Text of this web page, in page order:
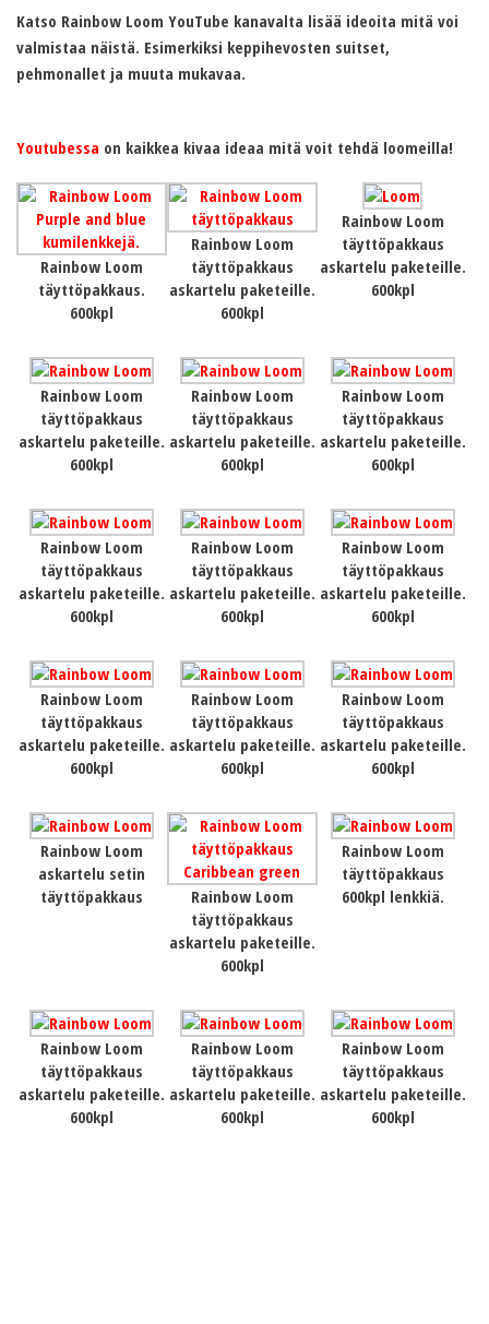
Katso Rainbow Loom YouTube kanavalta lisää ideoita mitä voi
valmistaa näistä. Esimerkiksi keppihevosten suitset,
pehmonallet ja muuta mukavaa.
Youtubessa on kaikkea kivaa ideaa mitä voit tehdä loomeilla!
Rainbow Loom
täyttöpakkaus.
600kpl
Rainbow Loom
täyttöpakkaus
askartelu paketeille.
600kpl
Rainbow Loom
täyttöpakkaus
askartelu paketeille.
600kpl
Rainbow Loom
täyttöpakkaus
askartelu paketeille.
600kpl
Rainbow Loom
täyttöpakkaus
askartelu paketeille.
600kpl
Rainbow Loom
täyttöpakkaus
askartelu paketeille.
600kpl
Rainbow Loom
täyttöpakkaus
askartelu paketeille.
600kpl
Rainbow Loom
täyttöpakkaus
askartelu paketeille.
600kpl
Rainbow Loom
täyttöpakkaus
askartelu paketeille.
600kpl
Rainbow Loom
täyttöpakkaus
askartelu paketeille.
600kpl
Rainbow Loom
täyttöpakkaus
askartelu paketeille.
600kpl
Rainbow Loom
täyttöpakkaus
askartelu paketeille.
600kpl
Rainbow Loom
askartelu setin
täyttöpakkaus
Rainbow Loom
täyttöpakkaus
askartelu paketeille.
600kpl
Rainbow Loom
täyttöpakkaus
600kpl lenkkiä.
Rainbow Loom
täyttöpakkaus
askartelu paketeille.
600kpl
Rainbow Loom
täyttöpakkaus
askartelu paketeille.
600kpl
Rainbow Loom
täyttöpakkaus
askartelu paketeille.
600kpl